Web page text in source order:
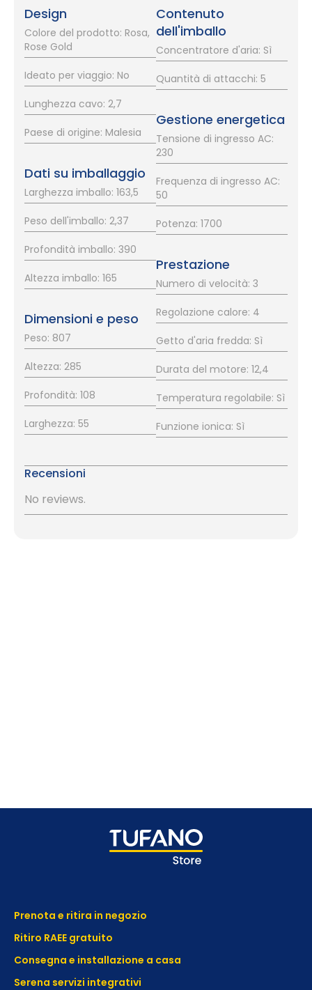
Design
Colore del prodotto: Rosa,
Rose Gold
Ideato per viaggio: No
Lunghezza cavo: 2,7
Paese di origine: Malesia
Dati su imballaggio
Larghezza imballo: 163,5
Peso dell'imballo: 2,37
Profondità imballo: 390
Altezza imballo: 165
Dimensioni e peso
Peso: 807
Altezza: 285
Profondità: 108
Larghezza: 55
Contenuto
dell'imballo
Concentratore d'aria: Sì
Quantità di attacchi: 5
Gestione energetica
Tensione di ingresso AC:
230
Frequenza di ingresso AC:
50
Potenza: 1700
Prestazione
Numero di velocità: 3
Regolazione calore: 4
Getto d'aria fredda: Sì
Durata del motore: 12,4
Temperatura regolabile: Sì
Funzione ionica: Sì
Recensioni
No reviews.
Prenota e ritira in negozio
Ritiro RAEE gratuito
Consegna e installazione a casa
Serena servizi integrativi